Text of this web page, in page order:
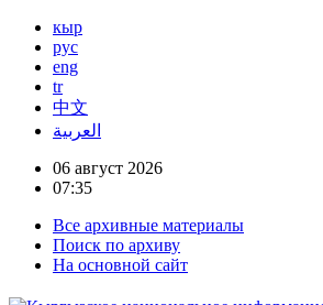
кыр
рус
eng
tr
中文
العربية
06 август 2026
07:35
Все архивные материалы
Поиск по архиву
На основной сайт